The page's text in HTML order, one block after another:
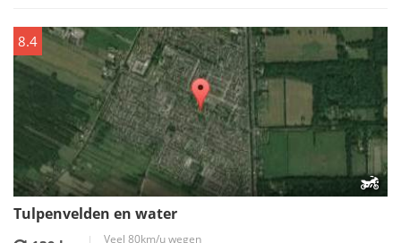
8.4
Tulpenvelden en water
Veel 80km/u wegen